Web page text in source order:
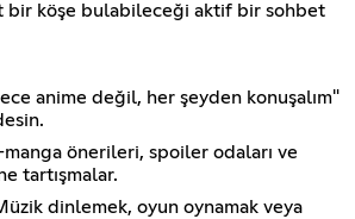
bir köşe bulabileceği aktif bir sohbet
anime değil, her şeyden konuşalım"
önerileri, spoiler odaları ve
tartışmalar.
dinlemek, oyun oynamak veya